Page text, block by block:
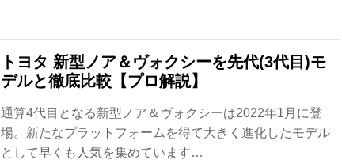
トヨタ 新型ノア＆ヴォクシーを先代(3代目)モ
デルと徹底比較【プロ解説】
通算4代目となる新型ノア＆ヴォクシーは2022年1月に登
場。新たなプラットフォームを得て大きく進化したモデル
として早くも人気を集めています…